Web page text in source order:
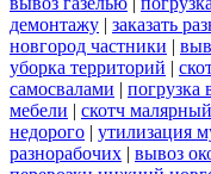
демонтажу | заказать
новгород частники |
уборка территорий |
самосвалами | погрузка
мебели | скотч малярный
недорого | утилизация
разнорабочих | вывоз